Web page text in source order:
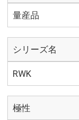
量産品
シリーズ名
RWK
極性